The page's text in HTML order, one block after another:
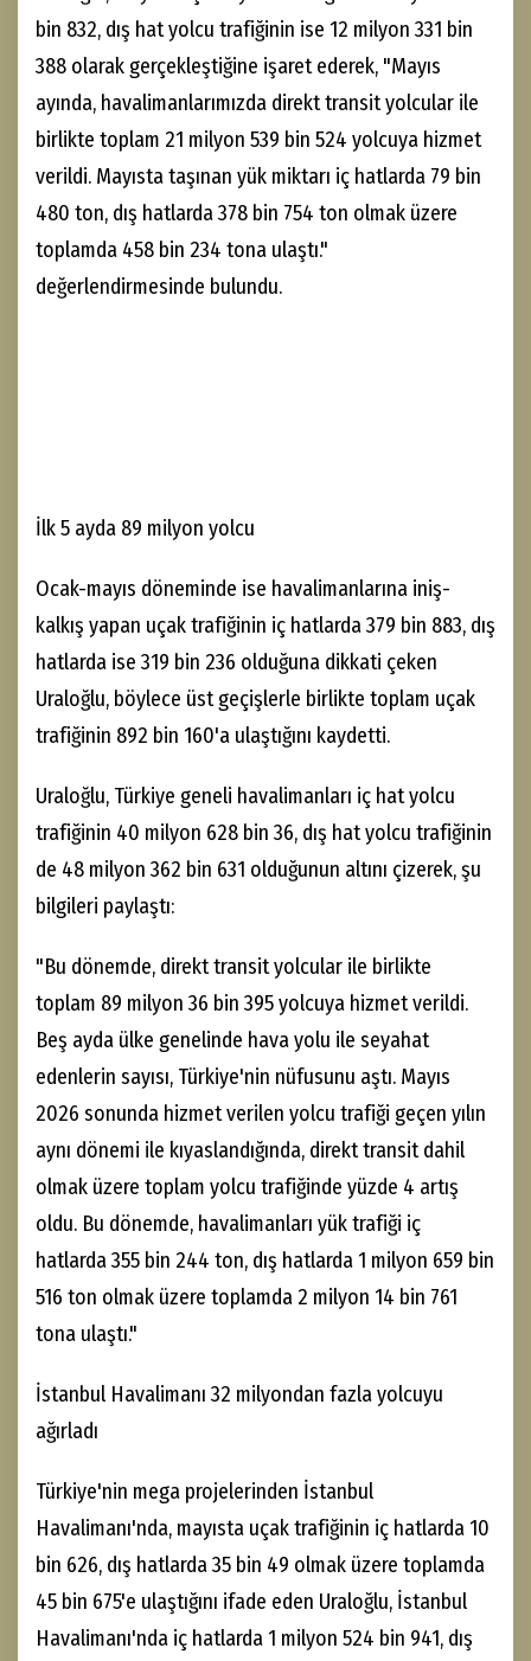
bin 832, dış hat yolcu trafiğinin ise 12 milyon 331 bin
388 olarak gerçekleştiğine işaret ederek, "Mayıs
ayında, havalimanlarımızda direkt transit yolcular ile
birlikte toplam 21 milyon 539 bin 524 yolcuya hizmet
verildi. Mayısta taşınan yük miktarı iç hatlarda 79 bin
480 ton, dış hatlarda 378 bin 754 ton olmak üzere
toplamda 458 bin 234 tona ulaştı."
değerlendirmesinde bulundu.
İlk 5 ayda 89 milyon yolcu
Ocak-mayıs döneminde ise havalimanlarına iniş-
kalkış yapan uçak trafiğinin iç hatlarda 379 bin 883, dış
hatlarda ise 319 bin 236 olduğuna dikkati çeken
Uraloğlu, böylece üst geçişlerle birlikte toplam uçak
trafiğinin 892 bin 160'a ulaştığını kaydetti.
Uraloğlu, Türkiye geneli havalimanları iç hat yolcu
trafiğinin 40 milyon 628 bin 36, dış hat yolcu trafiğinin
de 48 milyon 362 bin 631 olduğunun altını çizerek, şu
bilgileri paylaştı:
"Bu dönemde, direkt transit yolcular ile birlikte
toplam 89 milyon 36 bin 395 yolcuya hizmet verildi.
Beş ayda ülke genelinde hava yolu ile seyahat
edenlerin sayısı, Türkiye'nin nüfusunu aştı. Mayıs
2026 sonunda hizmet verilen yolcu trafiği geçen yılın
aynı dönemi ile kıyaslandığında, direkt transit dahil
olmak üzere toplam yolcu trafiğinde yüzde 4 artış
oldu. Bu dönemde, havalimanları yük trafiği iç
hatlarda 355 bin 244 ton, dış hatlarda 1 milyon 659 bin
516 ton olmak üzere toplamda 2 milyon 14 bin 761
tona ulaştı."
İstanbul Havalimanı 32 milyondan fazla yolcuyu
ağırladı
Türkiye'nin mega projelerinden İstanbul
Havalimanı'nda, mayısta uçak trafiğinin iç hatlarda 10
bin 626, dış hatlarda 35 bin 49 olmak üzere toplamda
45 bin 675'e ulaştığını ifade eden Uraloğlu, İstanbul
Havalimanı'nda iç hatlarda 1 milyon 524 bin 941, dış